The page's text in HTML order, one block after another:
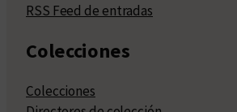
RSS Feed de entradas
Colecciones
Colecciones